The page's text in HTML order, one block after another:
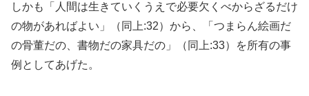
しかも「人間は生きていくうえで必要欠くべからざるだけ
の物があればよい」（同上:32）から、「つまらん絵画だ
の骨董だの、書物だの家具だの」（同上:33）を所有の事
例としてあげた。